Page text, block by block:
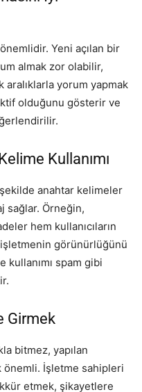
Yeni açılan bir
almak zor olabilir,
aralıklarla yorum yapmak
olduğunu gösterir ve
Kullanımı
anahtar kelimeler
sağlar. Örneğin,
hem kullanıcıların
görünürlüğünü
kullanımı spam gibi
Girmek
bitmez, yapılan
önemli. İşletme sahipleri
etmek, şikayetlere